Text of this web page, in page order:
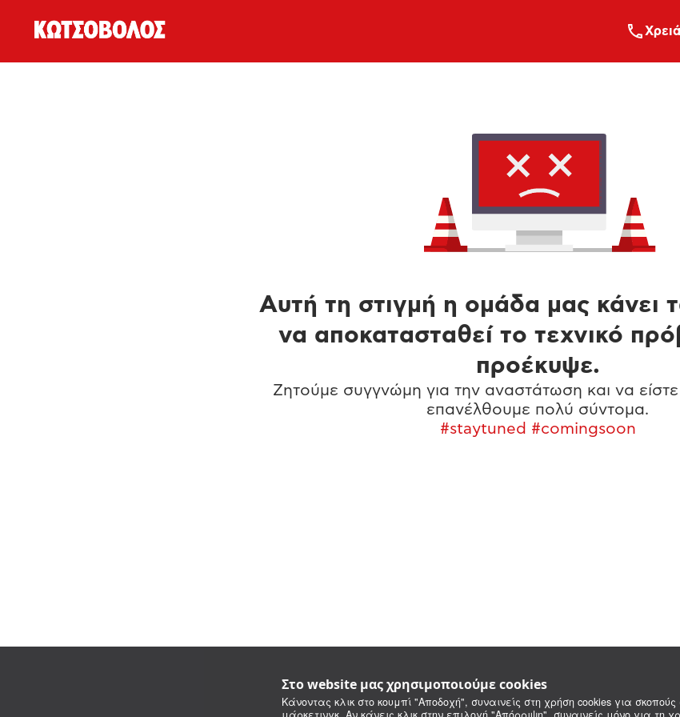
Στο website μας χρησιμοποιούμε cookies
Κάνοντας κλικ στο κουμπί "Αποδοχή", συναινείς στη χρήση cookies για σκοπούς
Αυτή τη στιγμή η ομάδα μας κάνει
να αποκατασταθεί το τεχνικό
προέκυψε.
Ζητούμε συγγνώμη για την αναστάτωση και να είστε
επανέλθουμε πολύ σύντομα.
#staytuned #comingsoon